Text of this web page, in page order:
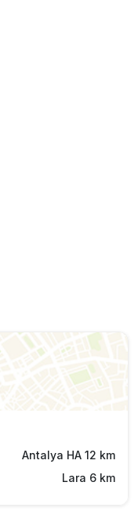
Antalya HA 12 km
Lara 6 km